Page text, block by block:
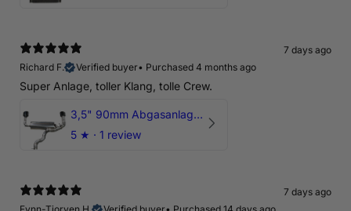
7 days ago
Richard F.
Verified buyer• Purchased 4 months ago
Super Anlage, toller Klang, tolle Crew.
3,5" 90mm Abgasanlage AUDI RSQ3 DNWA 2.5 TFSI
5 ★ · 1 review
7 days ago